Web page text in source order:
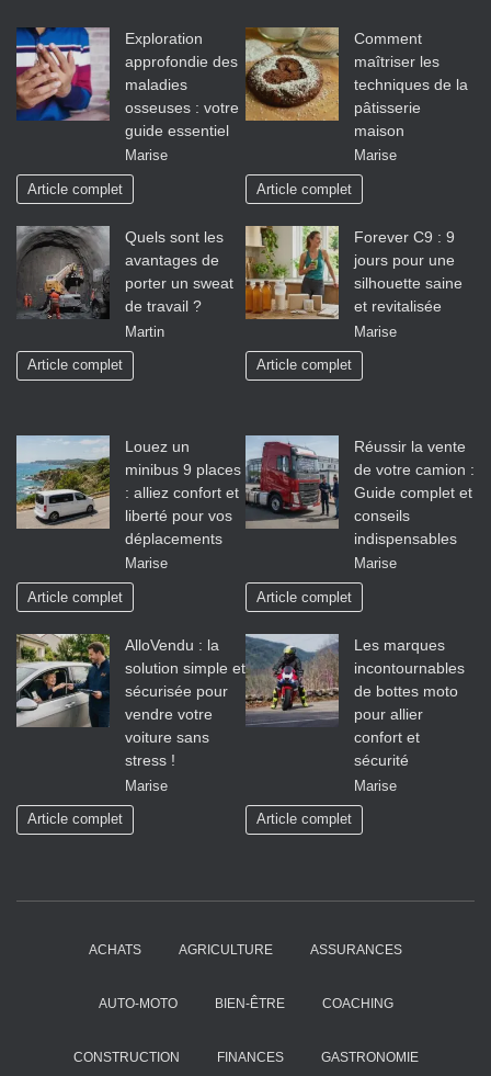
Exploration
approfondie des
maladies
osseuses : votre
guide essentiel
Marise
Article complet
Comment
maîtriser les
techniques de la
pâtisserie
maison
Marise
Article complet
Quels sont les
avantages de
porter un sweat
de travail ?
Martin
Article complet
Forever C9 : 9
jours pour une
silhouette saine
et revitalisée
Marise
Article complet
Louez un
minibus 9 places
: alliez confort et
liberté pour vos
déplacements
Marise
Article complet
Réussir la vente
de votre camion :
Guide complet et
conseils
indispensables
Marise
Article complet
AlloVendu : la
solution simple et
sécurisée pour
vendre votre
voiture sans
stress !
Marise
Article complet
Les marques
incontournables
de bottes moto
pour allier
confort et
sécurité
Marise
Article complet
ACHATS AGRICULTURE ASSURANCES
AUTO-MOTO BIEN-ÊTRE COACHING
CONSTRUCTION FINANCES GASTRONOMIE